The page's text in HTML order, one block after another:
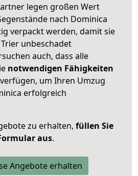
legen großen Wert
nach Dominica
verpackt werden, damit sie
unbeschadet
auch, dass alle
notwendigen Fähigkeiten
verfügen, um Ihren Umzug
erfolgreich
zu erhalten, füllen Sie
aus.
Angebote erhalten